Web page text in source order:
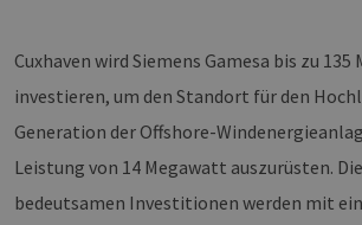
Cuxhaven wird Siemens Gamesa bis zu
investieren, um den Standort für den
Generation der Offshore-
Leistung von 14 Megawatt auszurüsten.
bedeutsamen Investitionen werden mit